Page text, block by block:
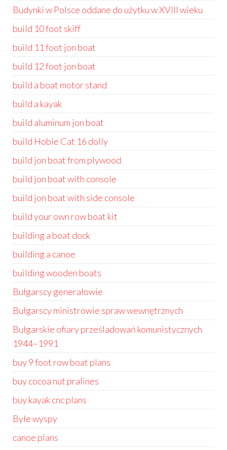
Budynki w Polsce oddane do użytku w XVIII wieku
build 10 foot skiff
build 11 foot jon boat
build 12 foot jon boat
build a boat motor stand
build a kayak
build aluminum jon boat
build Hobie Cat 16 dolly
build jon boat from plywood
build jon boat with console
build jon boat with side console
build your own row boat kit
building a boat dock
building a canoe
building wooden boats
Bułgarscy generałowie
Bułgarscy ministrowie spraw wewnętrznych
Bułgarskie ofiary prześladowań komunistycznych
1944–1991
buy 9 foot row boat plans
buy cocoa nut pralines
buy kayak cnc plans
Byłe wyspy
canoe plans